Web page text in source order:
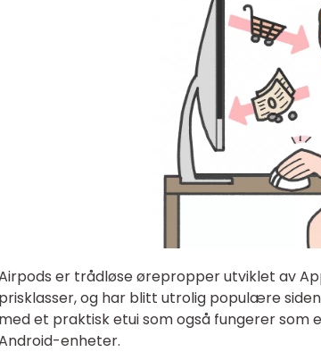
er trådløse ørepropper utviklet av
prisklasser, og har blitt utrolig populære
med et praktisk etui som også fungerer som
enheter.